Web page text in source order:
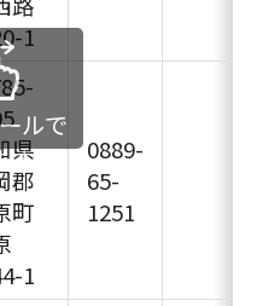
1
県
郡
町
1
0889-
65-
1251
ルで
す